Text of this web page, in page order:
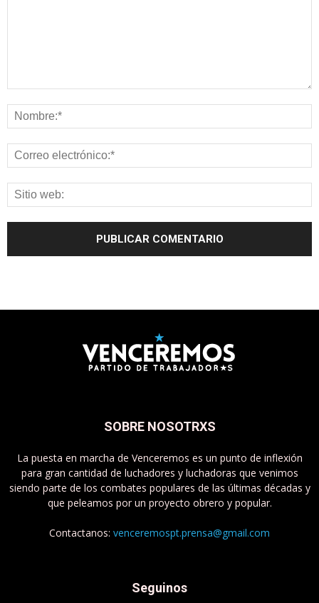
SOBRE NOSOTRXS
La puesta en marcha de Venceremos es un punto de inflexión
para gran cantidad de luchadores y luchadoras que venimos
siendo parte de los combates populares de las últimas décadas y
que peleamos por un proyecto obrero y popular.
Contactanos: venceremospt.prensa@gmail.com
Seguinos